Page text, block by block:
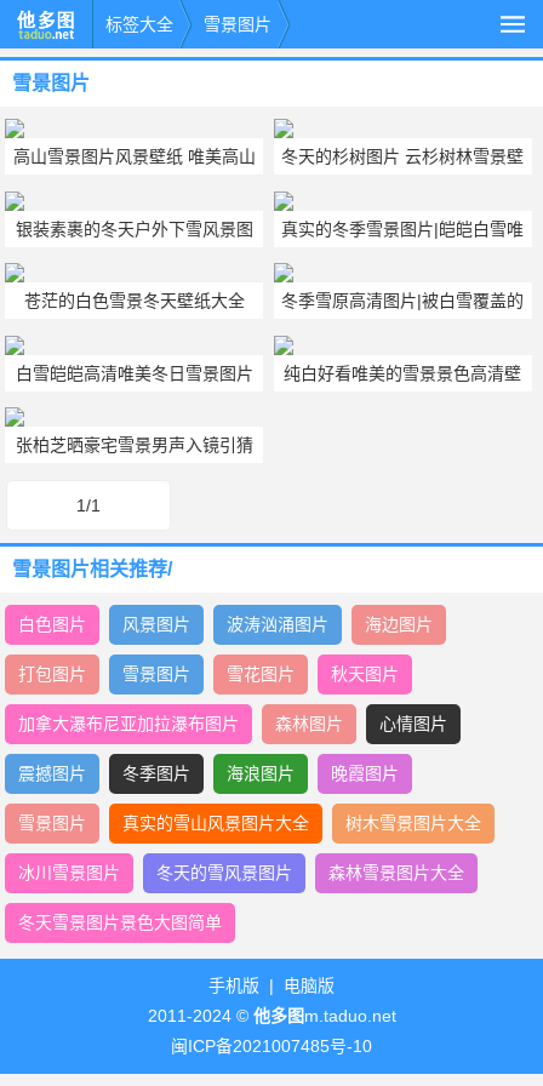
标签大全 雪景图片
雪景图片
高山雪景图片风景壁纸 唯美高山
冬天的杉树图片 云杉树林雪景壁
银装素裹的冬天户外下雪风景图
真实的冬季雪景图片|皑皑白雪唯
苍茫的白色雪景冬天壁纸大全
冬季雪原高清图片|被白雪覆盖的
白雪皑皑高清唯美冬日雪景图片
纯白好看唯美的雪景景色高清壁
张柏芝晒豪宅雪景男声入镜引猜
1/1
雪景图片相关推荐/
白色图片 风景图片 波涛汹涌图片 海边图片
打包图片 雪景图片 雪花图片 秋天图片
加拿大瀑布尼亚加拉瀑布图片 森林图片 心情图片
震撼图片 冬季图片 海浪图片 晚霞图片
雪景图片 真实的雪山风景图片大全 树木雪景图片大全
冰川雪景图片 冬天的雪风景图片 森林雪景图片大全
冬天雪景图片景色大图简单
手机版 | 电脑版
2011-2024 © 他多图m.taduo.net
闽ICP备2021007485号-10